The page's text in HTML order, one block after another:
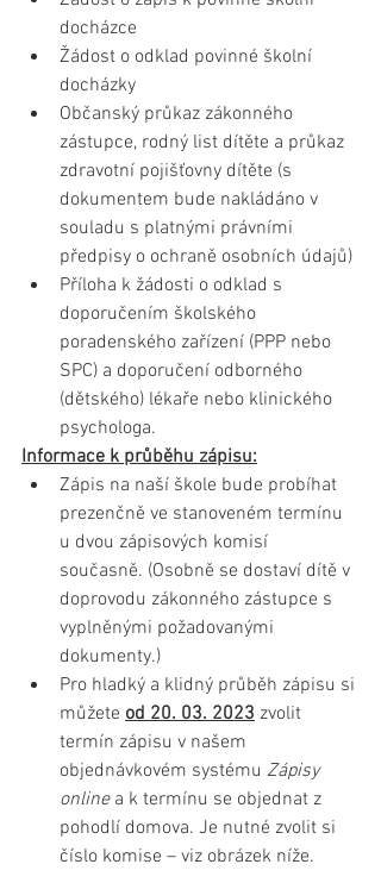
docházce
Žádost o odklad povinné školní
docházky
Občanský průkaz zákonného
zástupce, rodný list dítěte a průkaz
zdravotní pojišťovny dítěte (s
dokumentem bude nakládáno v
souladu s platnými právními
předpisy o ochraně osobních údajů)
Příloha k žádosti o odklad s
doporučením školského
poradenského zařízení (PPP nebo
SPC) a doporučení odborného
(dětského) lékaře nebo klinického
psychologa.
Informace k průběhu zápisu:
Zápis na naší škole bude probíhat
prezenčně ve stanoveném termínu
u dvou zápisových komisí
současně. (Osobně se dostaví dítě v
doprovodu zákonného zástupce s
vyplněnými požadovanými
dokumenty.)
Pro hladký a klidný průběh zápisu si
můžete od 20. 03. 2023 zvolit
termín zápisu v našem
objednávkovém systému Zápisy
online a k termínu se objednat z
pohodlí domova. Je nutné zvolit si
číslo komise – viz obrázek níže.